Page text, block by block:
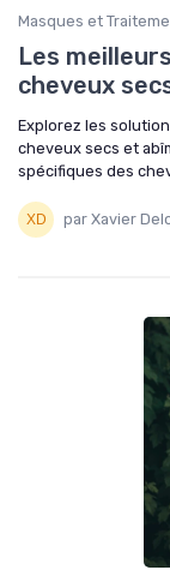
Masques et
Les
cheveux
Explorez les
cheveux secs et
spécifiques des
par Xavier